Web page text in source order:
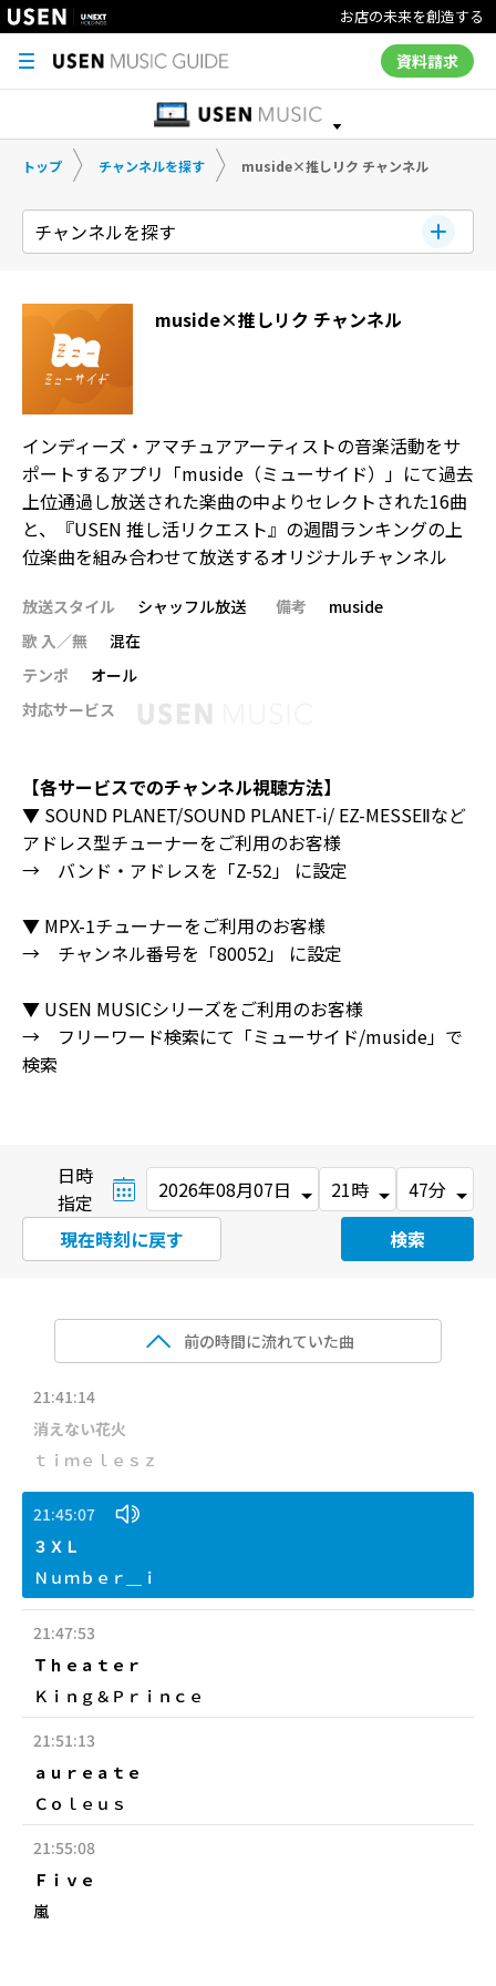
お店の未来を創造する
資料請求
トップ チャンネルを探す muside×推しリク チャンネル
チャンネルを探す
muside×推しリク チャンネル
インディーズ・アマチュアアーティストの音楽活動をサ
ポートするアプリ「muside（ミューサイド）」にて過去
上位通過し放送された楽曲の中よりセレクトされた16曲
と、『USEN 推し活リクエスト』の週間ランキングの上
位楽曲を組み合わせて放送するオリジナルチャンネル
放送スタイル シャッフル放送 備考
muside
歌 入／無
混在
テンポ
オール
対応サービス
【各サービスでのチャンネル視聴方法】
▼ SOUND PLANET/SOUND PLANET-i/ EZ-MESSEⅡなど
アドレス型チューナーをご利用のお客様
→ バンド・アドレスを「Z-52」 に設定
▼ MPX-1チューナーをご利用のお客様
→ チャンネル番号を「80052」 に設定
▼ USEN MUSICシリーズをご利用のお客様
→ フリーワード検索にて「ミューサイド/muside」で
検索
日時
指定
検索
現在時刻に戻す
前の時間に流れていた曲
21:41:14
消えない花火
ｔｉｍｅｌｅｓｚ
21:45:07
３ＸＬ
Ｎｕｍｂｅｒ＿ｉ
21:47:53
Ｔｈｅａｔｅｒ
Ｋｉｎｇ＆Ｐｒｉｎｃｅ
21:51:13
ａｕｒｅａｔｅ
Ｃｏｌｅｕｓ
21:55:08
Ｆｉｖｅ
嵐